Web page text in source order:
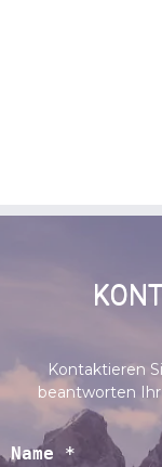
contenuto
Kontaktieren
beantworten
Name *